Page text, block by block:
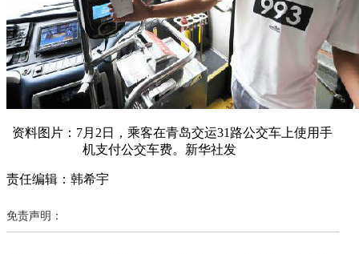
资料图片：7月2日，乘客在青岛交运31路公交车上使用手
机支付公交车费。新华社发
责任编辑：韩希宇
免责声明：